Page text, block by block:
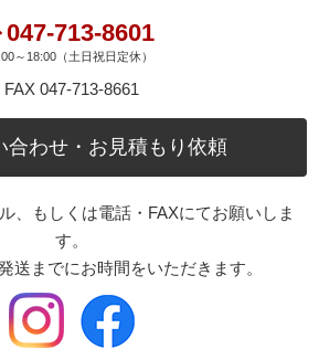
047-713-8601
～18:00（土日祝日定休）
FAX 047-713-8661
合わせ・お見積もり依頼
、もしくは電話・FAXにてお願いしま
す。
送までにお時間をいただきます。